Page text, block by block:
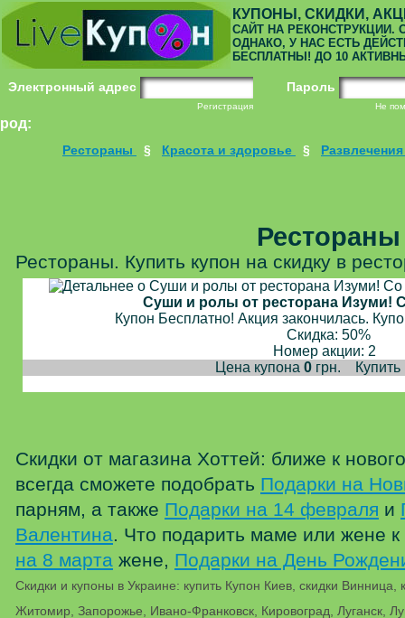
КУПОНЫ, СКИДКИ,
САЙТ НА РЕКОНСТРУКЦИИ.
ОДНАКО, У НАС ЕСТЬ
БЕСПЛАТНЫ! ДО 10
Электронный адрес
Регистрация
Пароль
Не
Рестораны § Красота и здоровье §
Рестораны
Рестораны. Купить купон на скидку в
Суши и ролы от ресторана Изуми!
Купон Бесплатно! Акция закончилась.
Скидка: 50%
Номер акции: 2
Цена купона 0 грн. Купить
Скидки от магазина Хоттей: ближе к
всегда сможете подобрать Подарки на
парням, а также Подарки на 14 февраля и
Валентина. Что подарить маме или жене
на 8 марта жене, Подарки на День
Скидки и купоны в Украине: купить Купон Киев, скидки Винница,
Житомир, Запорожье, Ивано-Франковск, Кировоград, Луганск,